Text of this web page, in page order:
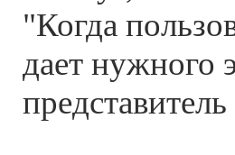
"Когда
дает нужного